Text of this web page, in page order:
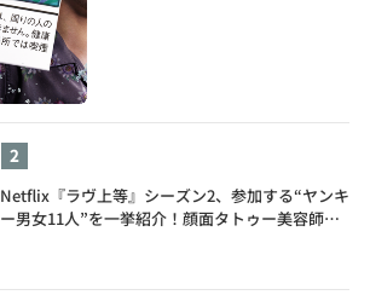
Netflix『ラヴ上等』シーズン2、参加する“ヤンキ
ー男女11人”を一挙紹介！顔面タトゥー美容師、